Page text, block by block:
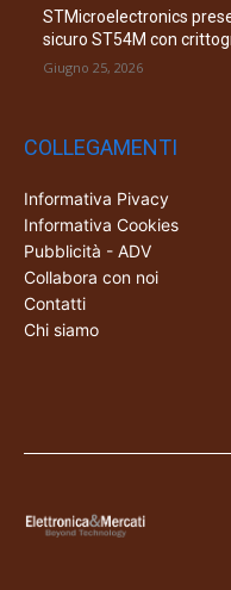
STMicroelectronics
sicuro ST54M con
Giugno 25, 2026
COLLEGAMENTI
Informativa Pivacy
Informativa Cookies
Pubblicità - ADV
Collabora con noi
Contatti
Chi siamo